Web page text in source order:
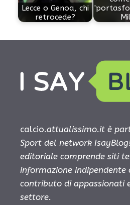
Lecce o Genoa, chi
retrocede?
calcio.attualissimo.it è
Sport del network
editoriale comprende siti
informazione indipendente
contributo di appassionati
settore.